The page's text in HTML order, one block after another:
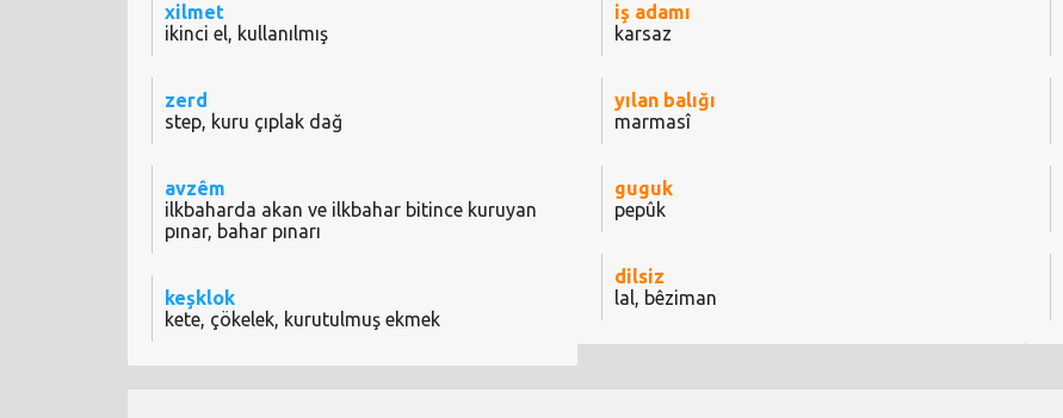
xilmet
ikinci el, kullanılmış
zerd
step, kuru çıplak dağ
avzêm
ilkbaharda akan ve ilkbahar bitince kuruyan
pınar, bahar pınarı
keşklok
kete, çökelek, kurutulmuş ekmek
iş adamı
karsaz
yılan balığı
marmasî
guguk
pepûk
dilsiz
lal, bêziman